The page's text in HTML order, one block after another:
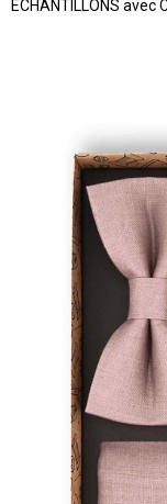
ECHANTILLONS avec